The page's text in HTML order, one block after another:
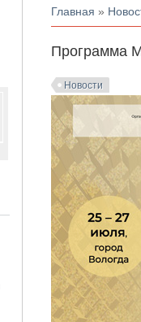
Вы здесь
Главная »
Программа
Новости